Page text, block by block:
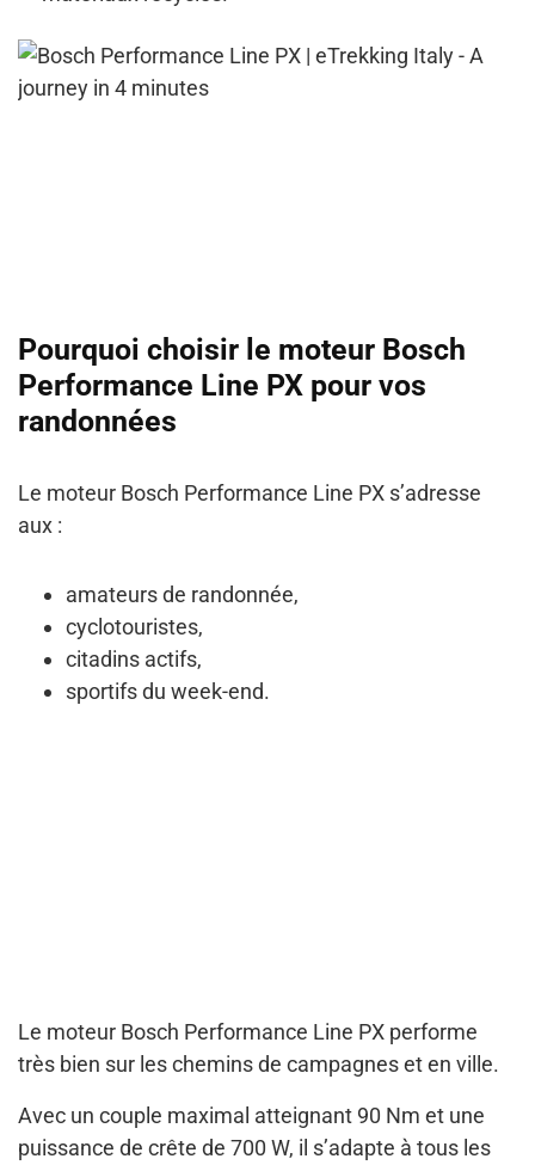
Pourquoi choisir le moteur Bosch
Performance Line PX pour vos
randonnées
Le moteur Bosch Performance Line PX s’adresse
aux :
amateurs de randonnée,
cyclotouristes,
citadins actifs,
sportifs du week-end.
Le moteur Bosch Performance Line PX performe
très bien sur les chemins de campagnes et en ville.
Avec un couple maximal atteignant 90 Nm et une
puissance de crête de 700 W, il s’adapte à tous les